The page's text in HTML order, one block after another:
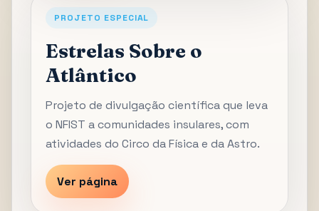
PROJETO ESPECIAL
Estrelas Sobre o
Atlântico
Projeto de divulgação científica que leva
o NFIST a comunidades insulares, com
atividades do Circo da Física e da Astro.
Ver página